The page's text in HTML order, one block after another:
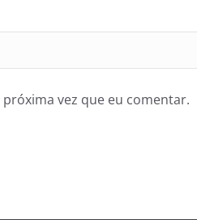
vez que eu comentar.